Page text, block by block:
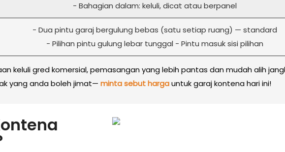
- Bahagian dalam: keluli, dicat atau berpanel
- Dua pintu garaj bergulung bebas (satu setiap ruang) — standard
- Pilihan pintu gulung lebar tunggal - Pintu masuk sisi pilihan
keluli gred komersial, pemasangan yang lebih pantas dan mudah alih
yang anda boleh jimat— minta sebut hargauntuk garaj kontena hari ini!